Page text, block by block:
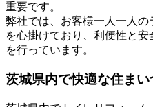
重要です。
弊社では、お客様一人一人
を心掛けており、利便性と
を行っています。
茨城県内で快適な住ま